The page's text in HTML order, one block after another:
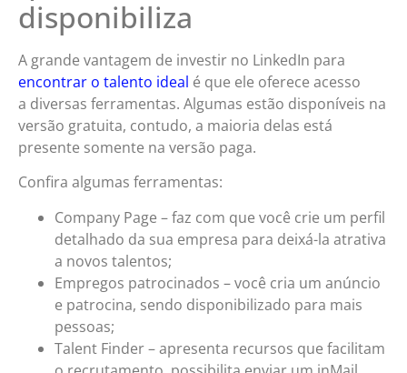
disponibiliza
A grande vantagem de investir no LinkedIn para
encontrar o talento ideal é que ele oferece acesso
a diversas ferramentas. Algumas estão disponíveis na
versão gratuita, contudo, a maioria delas está
presente somente na versão paga.
Confira algumas ferramentas:
Company Page – faz com que você crie um perfil
detalhado da sua empresa para deixá-la atrativa
a novos talentos;
Empregos patrocinados – você cria um anúncio
e patrocina, sendo disponibilizado para mais
pessoas;
Talent Finder – apresenta recursos que facilitam